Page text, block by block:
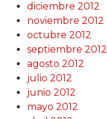
diciembre 2012
noviembre 2012
octubre 2012
septiembre 2012
agosto 2012
julio 2012
junio 2012
mayo 2012